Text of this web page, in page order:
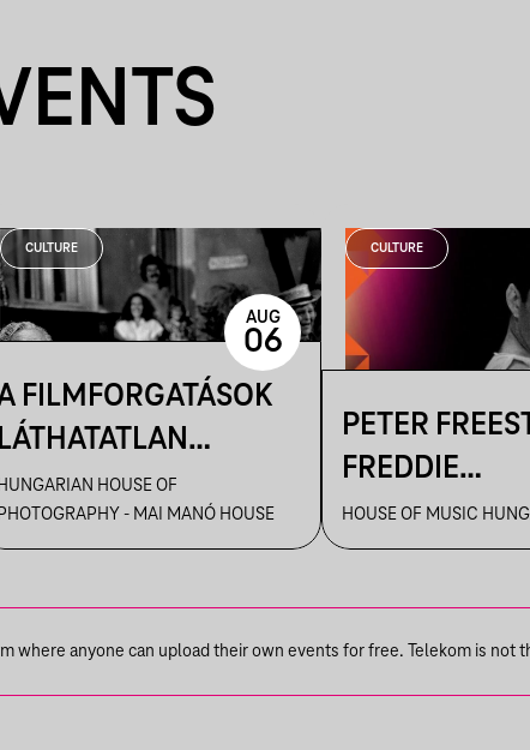
CULTURE
FILMFORGATÁSOK
LÁTHATATLAN
– KENDE
FILMFOTÓS
CÍMŰ
HUNGARIAN HOUSE OF
PHOTOGRAPHY - MAI MANÓ HOUSE
AUG
06
CULTURE
PETER
FREDDIE
ANGOLUL
HOUSE OF MUSIC
where anyone can upload their own events for free. Telekom is